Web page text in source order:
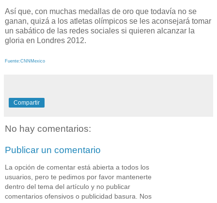
Así que, con muchas medallas de oro que todavía no se
ganan, quizá a los atletas olímpicos se les aconsejará tomar
un sabático de las redes sociales si quieren alcanzar la
gloria en Londres 2012.
Fuente:CNNMexico
Compartir
No hay comentarios:
Publicar un comentario
La opción de comentar está abierta a todos los
usuarios, pero te pedimos por favor mantenerte
dentro del tema del artículo y no publicar
comentarios ofensivos o publicidad basura. Nos